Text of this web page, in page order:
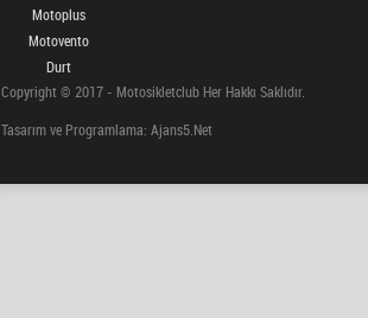
Motoplus
Motovento
Durt
Copyright © 2017 - Motosikletclub Her Hakkı Saklıdır.
Tasarım ve Programlama: Ajans5.Net